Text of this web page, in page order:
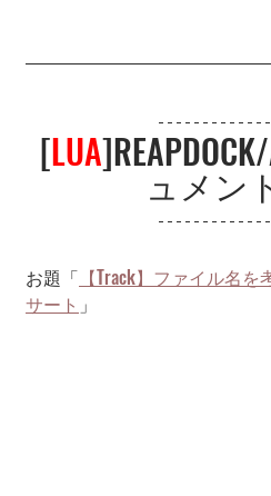
[LUA
ュメン
お題「 【Track】ファイル名
サート 」